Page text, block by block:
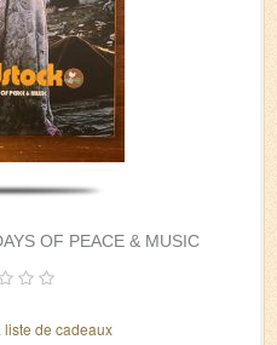
OF PEACE & MUSIC
liste de cadeaux